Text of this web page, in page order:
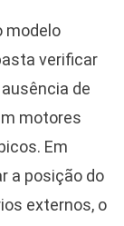
modelo
verificar
de
motores
Em
a posição do
externos, o